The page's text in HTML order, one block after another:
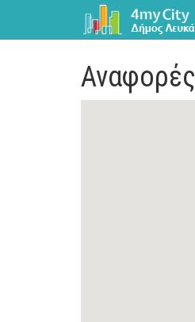
Αναφορές